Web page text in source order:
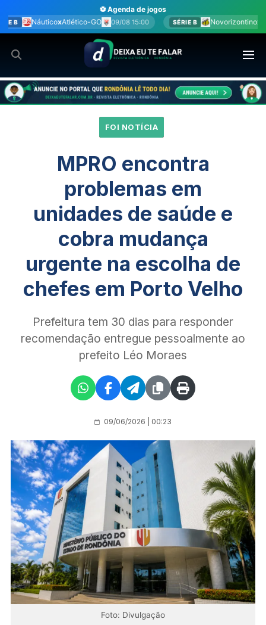
para
o
conteúdo
⚽ Agenda de jogos
09/08 15:00 SÉRIE B Novorizontino Juventude 09/08 15:00
FOI NOTÍCIA
MPRO encontra
problemas em
unidades de saúde e
cobra mudança
urgente na escolha de
chefes em Porto Velho
Prefeitura tem 30 dias para responder
recomendação entregue pessoalmente ao
prefeito Léo Moraes
09/06/2026 | 00:23
Foto: Divulgação